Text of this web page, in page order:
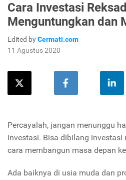
Cara Investasi
Menguntungkan dan
Edited byCermati.com
11 Agustus 2020
Percayalah, jangan menunggu
investasi. Bisa dibilang investasi
cara membangun masa depan
Ada baiknya di usia muda dan